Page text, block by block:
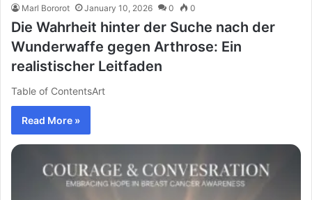
Marl Bororot January 10, 2026 0 0
Die Wahrheit hinter der Suche nach der
Wunderwaffe gegen Arthrose: Ein
realistischer Leitfaden
Table of ContentsArt
Read More »